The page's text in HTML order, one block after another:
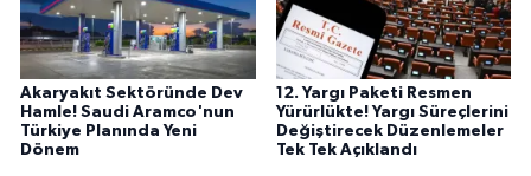
Akaryakıt Sektöründe Dev
Hamle! Saudi Aramco'nun
Türkiye Planında Yeni
Dönem
12. Yargı Paketi Resmen
Yürürlükte! Yargı Süreçlerini
Değiştirecek Düzenlemeler
Tek Tek Açıklandı